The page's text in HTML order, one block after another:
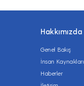
Hakkımızda
Genel Bakış
İnsan Kaynakları
Haberler